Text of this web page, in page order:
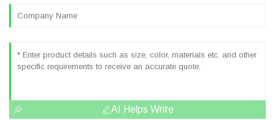
AI Helps Write